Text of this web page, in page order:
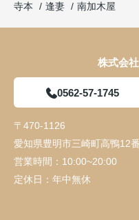
寺本
逢妻 南加木屋
株式会
0562-57-1745
〒470-1126
愛知県豊明市三崎町高鴨12
営業時間： 10:00~20:00
定休日： 年中無休